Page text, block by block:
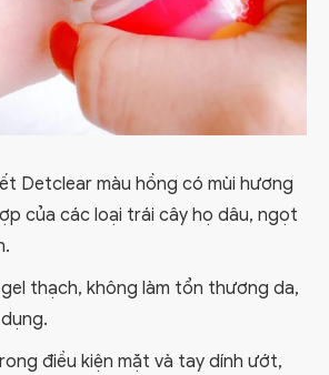
Detclear màu hồng có mùi hương
của các loại trái cây họ dâu, ngọt
thạch, không làm tổn thương da,
điều kiện mặt và tay dính ướt,